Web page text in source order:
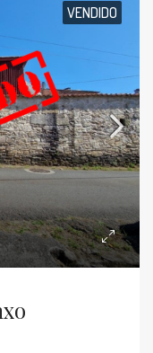
VENDIDO